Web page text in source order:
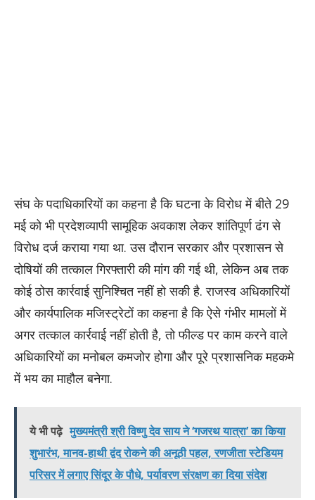
संघ के पदाधिकारियों का कहना है कि घटना के विरोध में बीते 29
मई को भी प्रदेशव्यापी सामूहिक अवकाश लेकर शांतिपूर्ण ढंग से
विरोध दर्ज कराया गया था. उस दौरान सरकार और प्रशासन से
दोषियों की तत्काल गिरफ्तारी की मांग की गई थी, लेकिन अब तक
कोई ठोस कार्रवाई सुनिश्चित नहीं हो सकी है. राजस्व अधिकारियों
और कार्यपालिक मजिस्ट्रेटों का कहना है कि ऐसे गंभीर मामलों में
अगर तत्काल कार्रवाई नहीं होती है, तो फील्ड पर काम करने वाले
अधिकारियों का मनोबल कमजोर होगा और पूरे प्रशासनिक महकमे
में भय का माहौल बनेगा.
ये भी पढ़े मुख्यमंत्री श्री विष्णु देव साय ने ‘गजरथ यात्रा’ का किया
शुभारंभ, मानव-हाथी द्वंद रोकने की अनूठी पहल, रणजीता स्टेडियम
परिसर में लगाए सिंदूर के पौधे, पर्यावरण संरक्षण का दिया संदेश